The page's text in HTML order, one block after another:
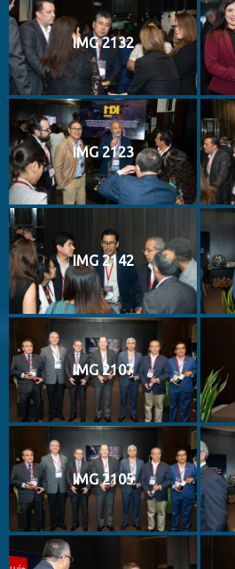
IMG 2132
IMG 2123
IMG 2142
IMG 2107
IMG 2105